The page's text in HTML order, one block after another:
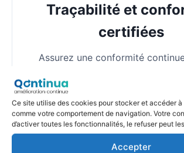
Ce site utilise des cookies pour stocker et accéder
comme votre comportement de navigation. Votre
d’activer toutes les fonctionnalités, le refuser peut
Accepter
Traçabilité et
certifiées
Assurez une conformité
Toutes les opérations sont
consultables à tout